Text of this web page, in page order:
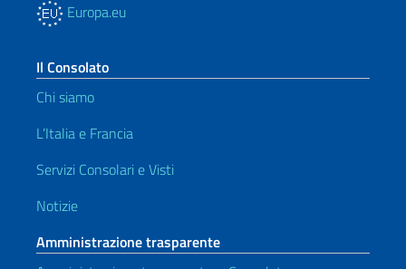
Europa.eu
Il Consolato
Chi siamo
L’Italia e Francia
Servizi Consolari e Visti
Notizie
Amministrazione trasparente